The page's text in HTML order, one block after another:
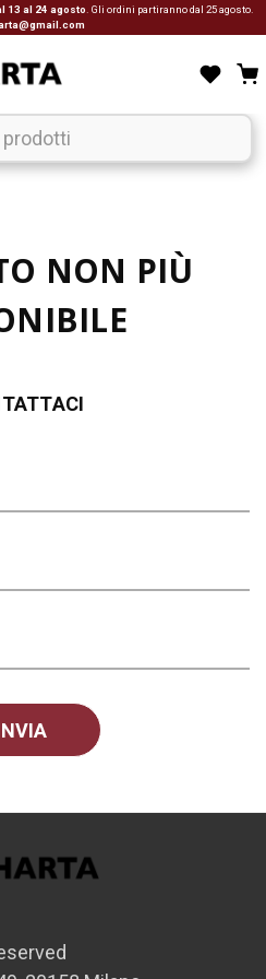
13 al 24 agosto . Gli ordini partiranno dal 25 agosto.
NON PIÙ